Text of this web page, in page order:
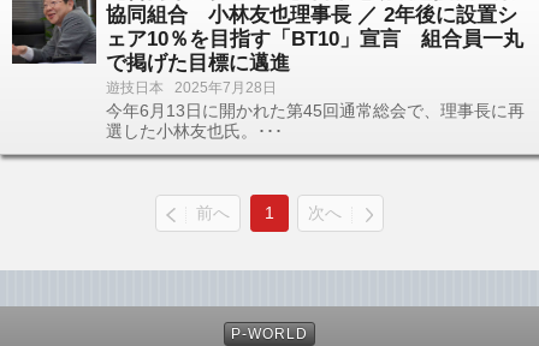
協同組合 小林友也理事長 ／ 2年後に設置シ
ェア10％を目指す「BT10」宣言 組合員一丸
で掲げた目標に邁進
遊技日本 2025年7月28日
今年6月13日に開かれた第45回通常総会で、理事長に再
選した小林友也氏。･･･
前へ 1 次へ
P-WORLD